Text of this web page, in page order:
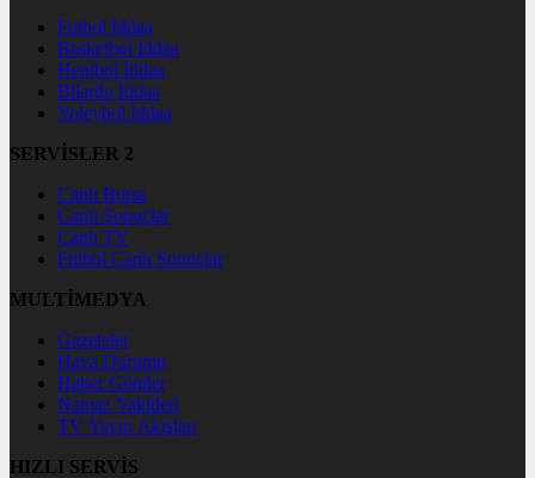
Futbol İddaa
Basketbol İddaa
Hentbol İddaa
Bilardo İddaa
Voleybol İddaa
SERVİSLER 2
Canlı Borsa
Canlı Sonuçlar
Canlı TV
Futbol Canlı Sonuçlar
MULTİMEDYA
Gazeteler
Hava Durumu
Haber Gönder
Namaz Vakitleri
TV Yayın Akışları
HIZLI SERVİS